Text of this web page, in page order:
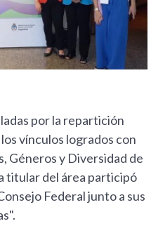
por la repartición
vínculos logrados con
Géneros y Diversidad de
titular del área participó
Federal junto a sus